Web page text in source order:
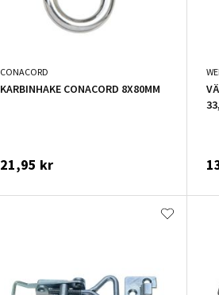
CONACORD
KARBINHAKE CONACORD 8X80MM
21,95 kr